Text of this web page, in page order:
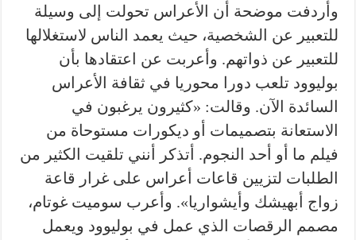
وأردفت موضحة أن الأعراس تحولت إلى وسيلة
للتعبير عن الشخصية، حيث يعمد الناس لاستغلالها
للتعبير عن ذواتهم. وأعربت عن اعتقادها بأن
بوليوود تلعب دورا محوريا في ثقافة الأعراس
السائدة الآن. وقالت: «كثيرون يرغبون في
الاستعانة بتصميمات أو ديكورات مستوحاة من
فيلم ما أو أحد النجوم. أتذكر أنني تلقيت الكثير من
الطلبات لتزيين قاعات أعراس على غرار قاعة
زواج أبهيشك وأيشواريا». وأعرب سوميت غوتام،
مصمم الرقصات الذي عمل في بوليوود ويعمل